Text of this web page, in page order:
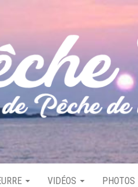
VIDÉOS PHOTOS